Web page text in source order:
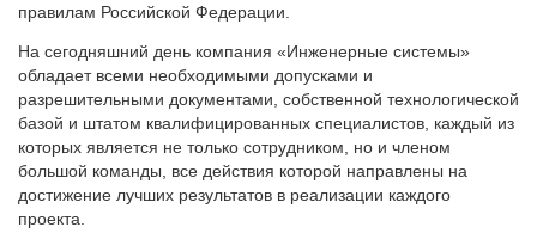
правилам Российской Федерации.
На сегодняшний день компания «Инженерные системы»
обладает всеми необходимыми допусками и
разрешительными документами, собственной технологической
базой и штатом квалифицированных специалистов, каждый из
которых является не только сотрудником, но и членом
большой команды, все действия которой направлены на
достижение лучших результатов в реализации каждого
проекта.